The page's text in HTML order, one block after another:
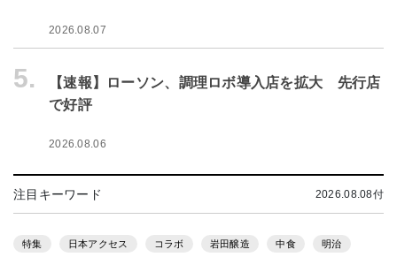
2026.08.07
5.
【速報】ローソン、調理ロボ導入店を拡大 先行店
で好評
2026.08.06
注目キーワード 2026.08.08付
特集 日本アクセス コラボ 岩田醸造 中食 明治